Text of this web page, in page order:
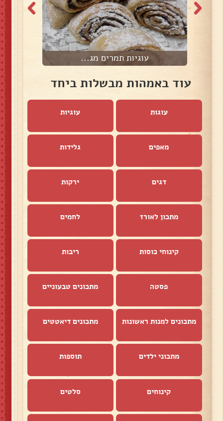
עוגיות תמרים מג...
עוד באמהות מבשלות ביחד
עוגות עוגיות
מאפים גלידות
דגים ירקות
מתכון לאורז לחמים
קינוחי כוסות ריבות
פסטה מתכונים טבעוניים
מתכונים למנות ראשונות מתכונים דיאטטים
מתכוני ילדים תוספות
קינוחים סלטים